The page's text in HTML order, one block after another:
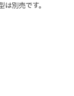
別売です。